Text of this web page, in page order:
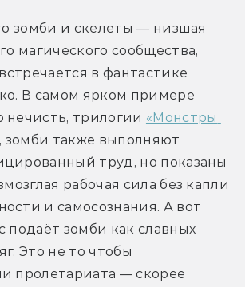
зомби и скелеты — низшая
магического сообщества,
в фантастике
В самом ярком примере
трилогии «Монстры
, зомби также выполняют
труд, но показаны
рабочая сила без капли
и самосознания. А вот
подаёт зомби как славных
Это не то чтобы
пролетариата — скорее